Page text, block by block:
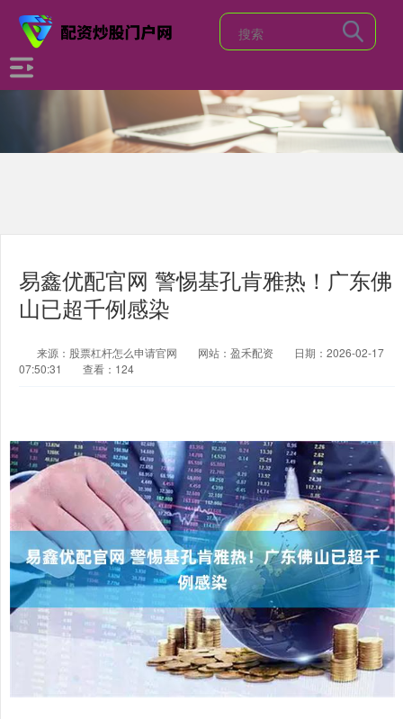
易鑫优配官网 警惕基孔肯雅热！广东佛
山已超千例感染
来源：股票杠杆怎么申请官网 网站：盈禾配资
日期：2026-02-17
07:50:31
查看：124